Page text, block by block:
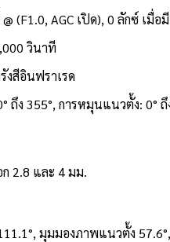
(F1.0, AGC เปิด), 0 ลักซ์ เมื่อ
วินาที
งสีอินฟราเรด
ง 355°, การหมุนแนวตั้ง: 0° ถึ
2.8 และ 4 มม.
มุมมองภาพแนวตั้ง